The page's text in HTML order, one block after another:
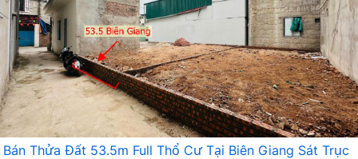
Bán Thửa Đất 53.5m Full Thổ Cư Tại Biên Giang Sát Trục